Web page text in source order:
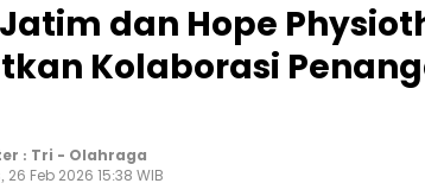
Jatim dan Hope
Kolaborasi
: Tri - Olahraga
26 Feb 2026 15:38 WIB